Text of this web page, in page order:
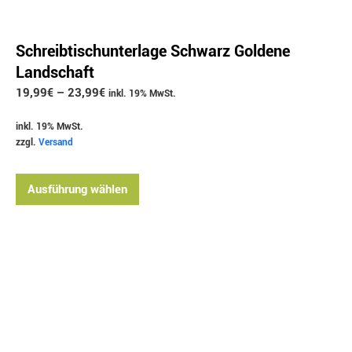
Schreibtischunterlage Schwarz Goldene
Landschaft
19,99€ – 23,99€ inkl. 19% MwSt.
inkl. 19% MwSt.
zzgl. Versand
Ausführung wählen